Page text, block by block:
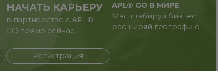
НАЧАТЬ КАРЬЕРУ
в партнерстве с APL®
GO прямо сейчас
Регистрация
APL® GO В МИРЕ
Масштабируй бизнес,
расширяй географию.